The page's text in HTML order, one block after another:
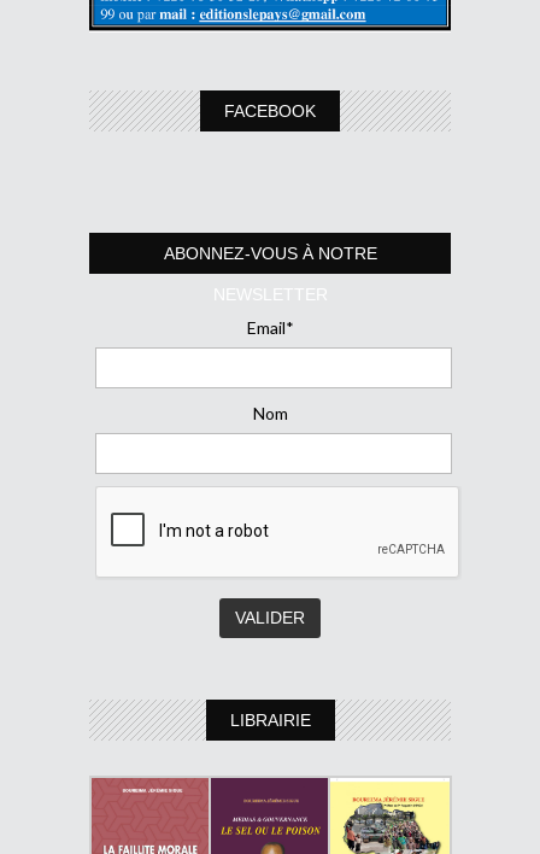
FACEBOOK
ABONNEZ-VOUS À NOTRE
NEWSLETTER
Email*
Nom
LIBRAIRIE